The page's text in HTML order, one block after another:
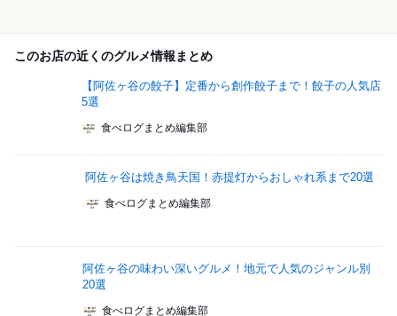
このお店の近くのグルメ情報まとめ
【阿佐ヶ谷の餃子】定番から創作餃子まで！餃子の人気店
5選
食べログまとめ編集部
阿佐ヶ谷は焼き鳥天国！赤提灯からおしゃれ系まで20選
食べログまとめ編集部
阿佐ヶ谷の味わい深いグルメ！地元で人気のジャンル別
20選
食べログまとめ編集部